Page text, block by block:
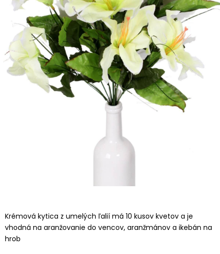
Krémová kytica z umelých ľalií má 10 kusov kvetov a je
vhodná na aranžovanie do vencov, aranžmánov a ikebán na
hrob